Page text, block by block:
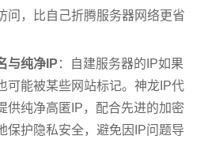
问，比自己折腾服务器网络更省
与纯净IP ：自建服务器的IP如果
可能被某些网站标记。神龙IP代
供纯净高匿IP，配合先进的加密
保护隐私安全，避免因IP问题导